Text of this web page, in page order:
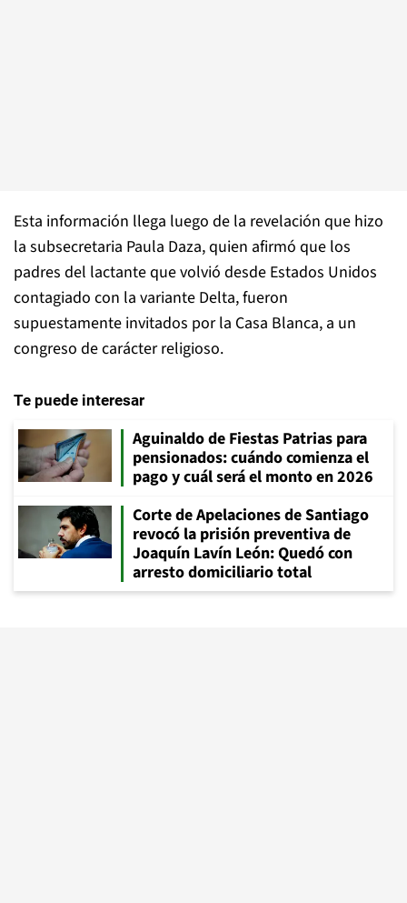
Esta información llega luego de la revelación que hizo
la subsecretaria Paula Daza, quien afirmó que los
padres del lactante que volvió desde Estados Unidos
contagiado con la variante Delta, fueron
supuestamente invitados por la Casa Blanca, a un
congreso de carácter religioso.
Te puede interesar
Aguinaldo de Fiestas Patrias para
pensionados: cuándo comienza el
pago y cuál será el monto en 2026
Corte de Apelaciones de Santiago
revocó la prisión preventiva de
Joaquín Lavín León: Quedó con
arresto domiciliario total